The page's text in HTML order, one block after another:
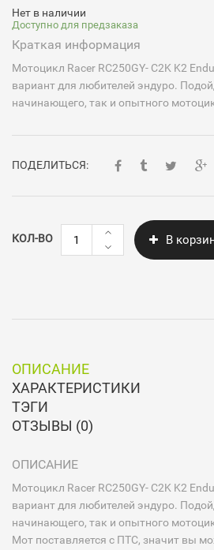
Нет в наличии
Доступно для предзаказа
Краткая информация
Мотоцикл Racer RC250GY- C2K K2
вариант для любителей эндуро.
начинающего, так и опытного
ПОДЕЛИТЬСЯ:
КОЛ-ВО
Количество
Racer
RC250GY-
В
ОПИСАНИЕ
ХАРАКТЕРИСТИКИ
ТЭГИ
ОТЗЫВЫ (0)
ОПИСАНИЕ
Мотоцикл Racer RC250GY- C2K K2
вариант для любителей эндуро.
начинающего, так и опытного
Мот поставляется с ПТС, значит вы